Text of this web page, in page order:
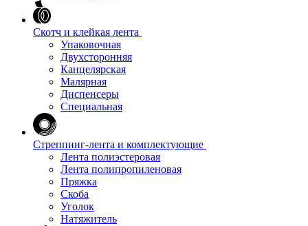
Скотч и клейкая лента
Упаковочная
Двухсторонняя
Канцелярская
Малярная
Диспенсеры
Специальная
Стреппинг-лента и комплектующие
Лента полиэстеровая
Лента полипропиленовая
Пряжка
Скоба
Уголок
Натяжитель